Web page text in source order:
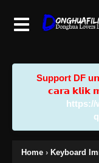
Support DF
𝗰𝗮𝗿𝗮 𝗸𝗹𝗶𝗸
https://
Home › Keyboard